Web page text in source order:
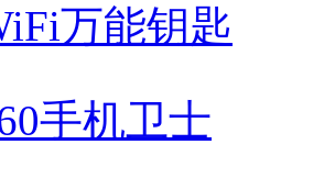
万能钥匙
手机卫士